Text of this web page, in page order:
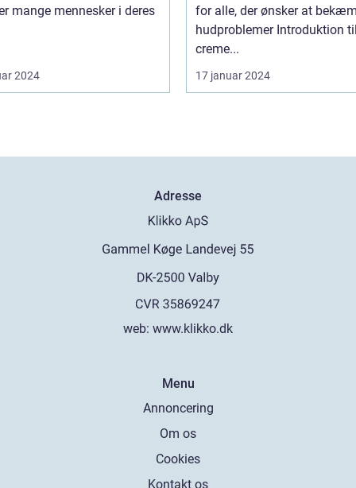
mange mennesker i deres
2024
for alle, der ønsker at
hudproblemer Introduktion til
creme...
17 januar 2024
Adresse
web: www.klikko.dk
Menu
Annoncering
Om os
Cookies
Kontakt os